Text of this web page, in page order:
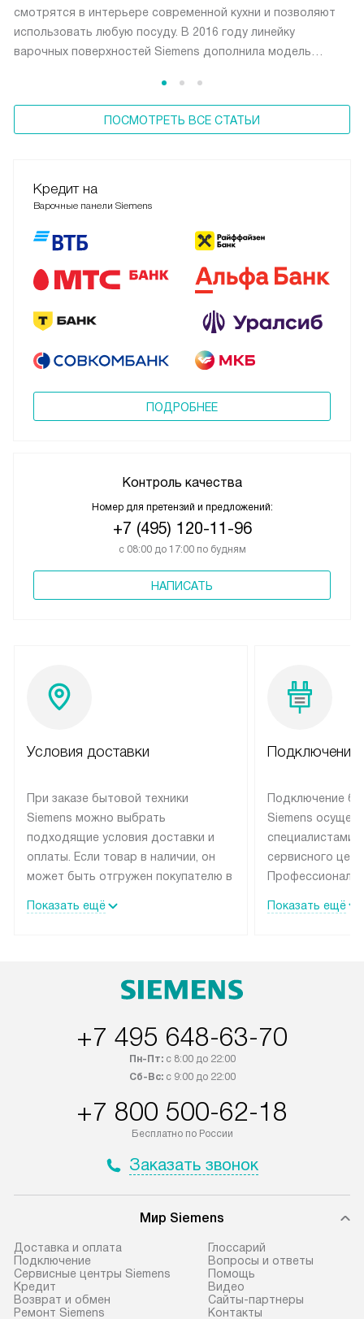
смотрятся в интерьере современной кухни и позволяют
использовать любую посуду. В 2016 году линейку
варочных поверхностей Siemens дополнила модель
ПОСМОТРЕТЬ ВСЕ СТАТЬИ
Кредит на
Варочные панели Siemens
ПОДРОБНЕЕ
Контроль качества
Номер для претензий и предложений:
+7 (495) 120-11-96
с 08:00 до 17:00 по будням
НАПИСАТЬ
Условия доставки
При заказе бытовой техники
Siemens можно выбрать
подходящие условия доставки и
оплаты. Если товар в наличии, он
может быть отгружен покупателю в
специальным лейблом
Показать ещё
Подключение
Подключение
Siemens
специалистами
сервисного
эксплуатации
Показать ещё
+7 495 648-63-70
Пн-Пт:с 8:00 до 22:00
Сб-Вс:с 9:00 до 22:00
+7 800 500-62-18
Бесплатно по России
Заказать звонок
Мир Siemens
Доставка и оплата
Подключение
Сервисные центры Siemens
Кредит
Возврат и обмен
Ремонт Siemens
Глоссарий
Вопросы и ответы
Помощь
Видео
Сайты-партнеры
Контакты